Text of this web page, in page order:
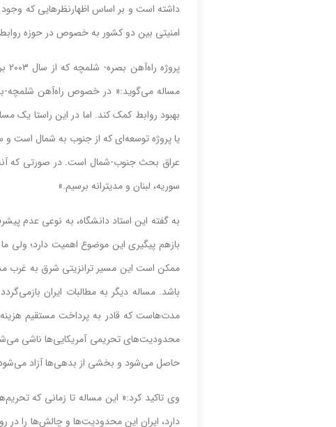
داشته است و بر اساس اظهارنظرهایی که وجود
امنیتی بین دو کشور به خصوص در حوزه روابط
مساله می‌‌‌گوید:« در خصوص راه‌‌‌آهن شلمچه-
بهبود روابط کمک کند. اما در این راستا یک
یا پروژه توسعه‌‌‌ای که از جنوب به شمال است و
عراق بحث جنوب-شمال است. در صورتی‌‌‌ که
سوریه، لبنان و مدیترانه برسیم.»
به گفته این استاد دانشگاه، به نوعی عدم
بازهم پیگیری این موضوع اهمیت دارد؛ ولی
ممکن است این مسیر ترانزیتی شرق به غرب
باشد. مساله دیگر به مطالبات ایران
مدت‌‌‌هاست که قادر به پرداخت مستقیم هزینه
محدودیت‌‌‌های تحریمی آمریکایی‌‌‌ها ناشی
حاصل می‌‌‌شود و بخشی از بدهی‌‌‌ها آزاد می‌‌‌شود.
وی تاکید کرد:« این مساله تا زمانی که
دارد، ایران این محدودیت‌‌‌ها و چالش‌‌‌ها را در